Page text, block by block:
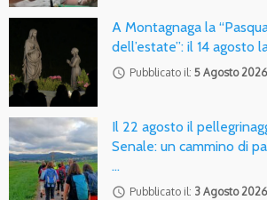
A Montagnaga la
dell’estate”: il 14 agosto
access_time Pubblicato il: 5 Agosto 2026
Il 22 agosto il
Senale: un cammino di
…
access_time Pubblicato il: 3 Agosto 2026